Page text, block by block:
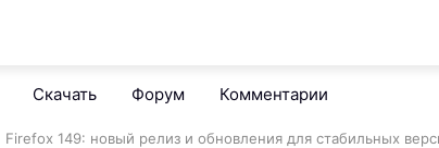
Скачать Форум Комментарии
Firefox 149: новый релиз и обновления для стабильных